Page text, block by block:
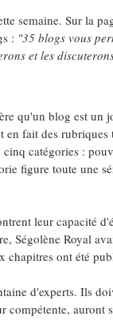
semaine. Sur la
: "35 blogs vous
et les
qu'un blog est un
fait des
cinq catégories :
figure toute une
leur capacité
Ségolène Royal
ont été
d'experts. Ils
compétente, auront